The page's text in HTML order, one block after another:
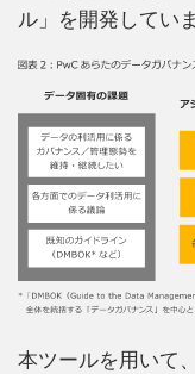
ル」を開発していま
本ツールを用いて